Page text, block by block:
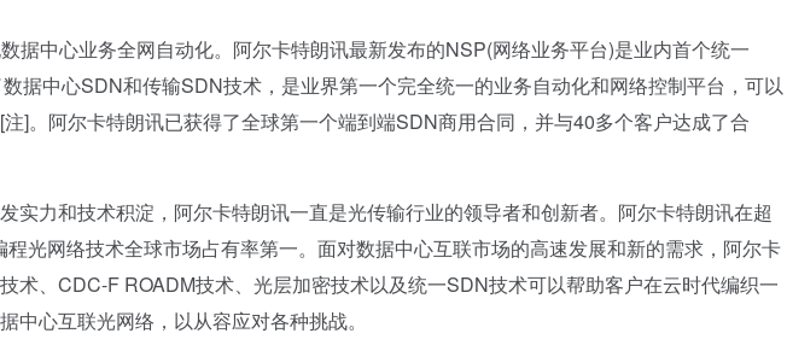
中心业务全网自动化。阿尔卡特朗讯最新发布的NSP(网络业务平台)是业内首个统一
据中心SDN和传输SDN技术，是业界第一个完全统一的业务自动化和网络控制平台，可以
]。阿尔卡特朗讯已获得了全球第一个端到端SDN商用合同，并与40多个客户达成了合
力和技术积淀，阿尔卡特朗讯一直是光传输行业的领导者和创新者。阿尔卡特朗讯在超
光网络技术全球市场占有率第一。面对数据中心互联市场的高速发展和新的需求，阿尔卡
术、CDC-F ROADM技术、光层加密技术以及统一SDN技术可以帮助客户在云时代编织一
中心互联光网络，以从容应对各种挑战。